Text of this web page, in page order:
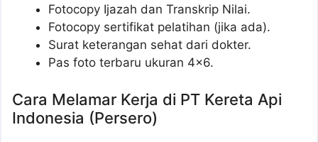
Fotocopy Ijazah dan Transkrip Nilai.
Fotocopy sertifikat pelatihan (jika ada).
Surat keterangan sehat dari dokter.
Pas foto terbaru ukuran 4×6.
Cara Melamar Kerja di PT Kereta Api
Indonesia (Persero)